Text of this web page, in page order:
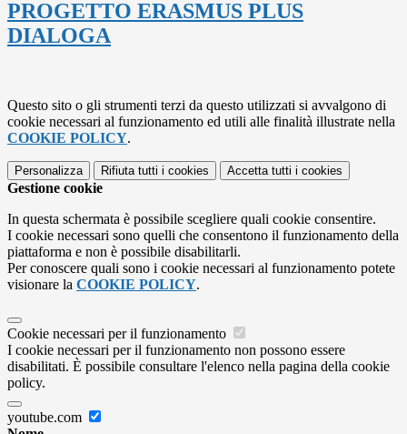
PROGETTO ERASMUS PLUS
DIALOGA
Questo sito o gli strumenti terzi da questo utilizzati si avvalgono di
cookie necessari al funzionamento ed utili alle finalità illustrate nella
COOKIE POLICY.
Personalizza Rifiuta tutti i cookies Accetta tutti i cookies
Gestione cookie
In questa schermata è possibile scegliere quali cookie consentire.
I cookie necessari sono quelli che consentono il funzionamento della
piattaforma e non è possibile disabilitarli.
Per conoscere quali sono i cookie necessari al funzionamento potete
visionare la COOKIE POLICY.
Cookie necessari per il funzionamento
I cookie necessari per il funzionamento non possono essere
disabilitati. È possibile consultare l'elenco nella pagina della cookie
policy.
youtube.com